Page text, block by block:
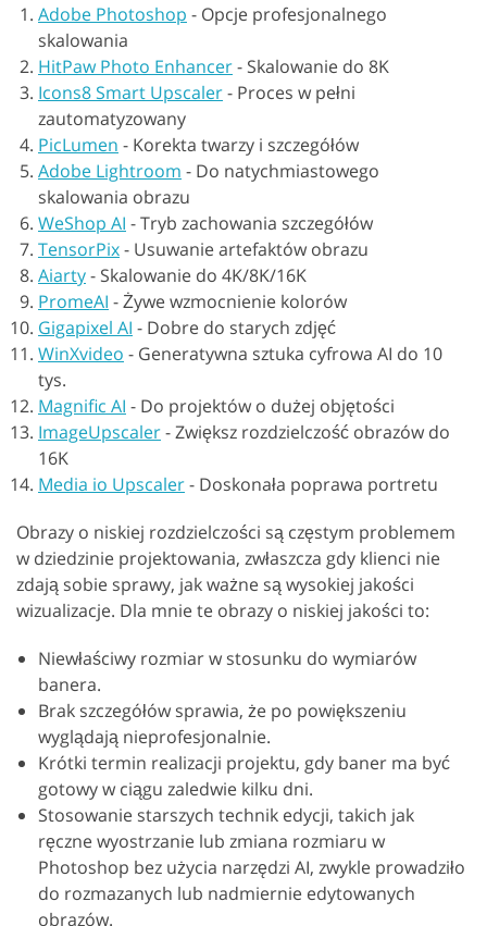
Adobe Photoshop - Opcje profesjonalnego
skalowania
HitPaw Photo Enhancer- Skalowanie do 8K
Icons8 Smart Upscaler- Proces w pełni
zautomatyzowany
PicLumen - Korekta twarzy i szczegółów
Adobe Lightroom - Do natychmiastowego
skalowania obrazu
WeShop AI -Tryb zachowania szczegółów
TensorPix- Usuwanie artefaktów obrazu
Aiarty- Skalowanie do 4K/8K/16K
PromeAI -Żywe wzmocnienie kolorów
Gigapixel AI - Dobre do starych zdjęć
WinXvideo - Generatywna sztuka cyfrowa AI do 10
tys.
Magnific AI - Do projektów o dużej objętości
ImageUpscaler-Zwiększ rozdzielczość obrazów do
16K
Media io Upscaler- Doskonała poprawa portretu
Obrazy o niskiej rozdzielczości są częstym problemem
w dziedzinie projektowania, zwłaszcza gdy klienci nie
zdają sobie sprawy, jak ważne są wysokiej jakości
wizualizacje. Dla mnie te obrazy o niskiej jakości to:
Niewłaściwy rozmiar w stosunku do wymiarów
banera.
Brak szczegółów sprawia, że po powiększeniu
wyglądają nieprofesjonalnie.
Krótki termin realizacji projektu, gdy baner ma być
gotowy w ciągu zaledwie kilku dni.
Stosowanie starszych technik edycji, takich jak
ręczne wyostrzanie lub zmiana rozmiaru w
Photoshop bez użycia narzędzi AI, zwykle prowadziło
do rozmazanych lub nadmiernie edytowanych
obrazów.